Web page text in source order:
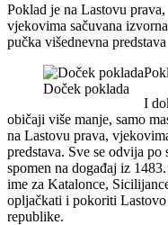
Poklad je na Lastovu prava,
vjekovima sačuvana izvorna
pučka višednevna predstava
Doček poklada
I
običaji više manje, samo
na Lastovu prava,
predstava. Sve se odvija
spomen na događaj iz
ime za Katalonce,
opljačkati i pokoriti
republike.